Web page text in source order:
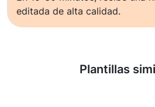
editada de alta calidad.
PlantillasSaber más